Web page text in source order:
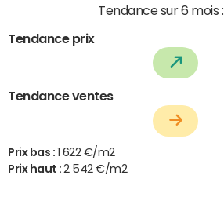
Tendance sur 6 mois :
Tendance prix
Tendance ventes
Prix bas :
1 622 €/m2
Prix haut :2 542 €/m2